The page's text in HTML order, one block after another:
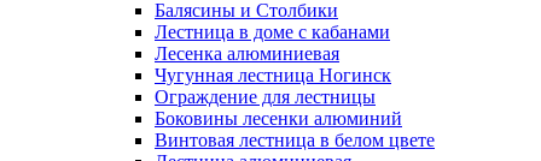
Балясины и Столбики
Лестница в доме с кабанами
Лесенка алюминиевая
Чугунная лестница Ногинск
Ограждение для лестницы
Боковины лесенки алюминий
Винтовая лестница в белом цвете